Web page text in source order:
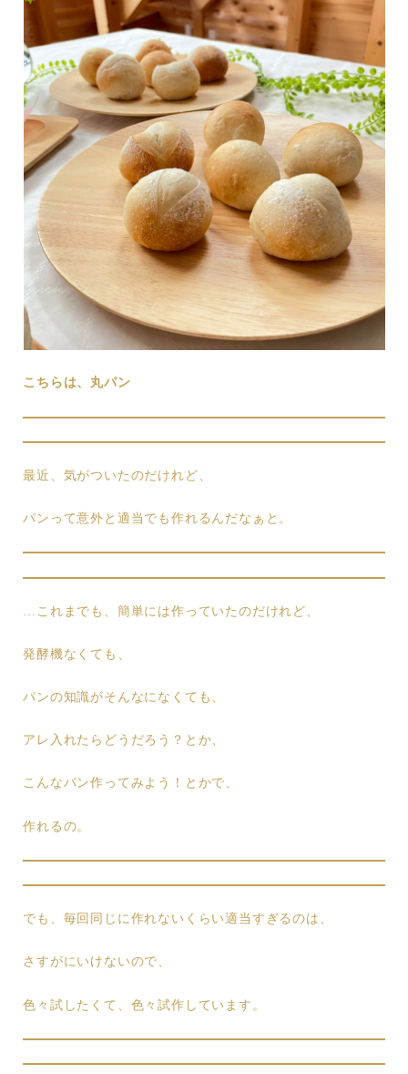
こちらは、丸パン
最近、気がついたのだけれど、
パンって意外と適当でも作れるんだなぁと。
…これまでも、簡単には作っていたのだけれど、
発酵機なくても、
パンの知識がそんなになくても、
アレ入れたらどうだろう？とか、
こんなパン作ってみよう！とかで、
作れるの。
でも、毎回同じに作れないくらい適当すぎるのは、
さすがにいけないので、
色々試したくて、色々試作しています。